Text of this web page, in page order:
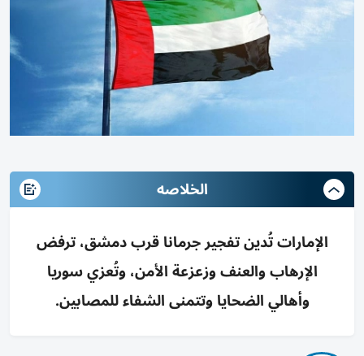
الخلاصه
الإمارات تُدين تفجير جرمانا قرب دمشق، ترفض
الإرهاب والعنف وزعزعة الأمن، وتُعزي سوريا
وأهالي الضحايا وتتمنى الشفاء للمصابين.